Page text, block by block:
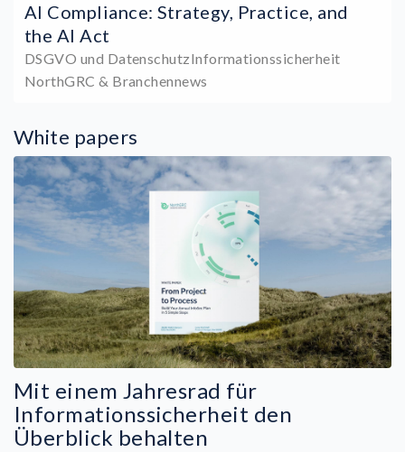
AI Compliance: Strategy, Practice, and
the AI Act
DSGVO und DatenschutzInformationssicherheit
NorthGRC & Branchennews
White papers
Mit einem Jahresrad für
Informationssicherheit den
Überblick behalten